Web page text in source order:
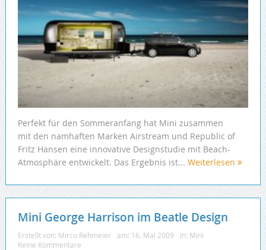
Perfekt für den Sommeranfang hat Mini zusammen
mit den namhaften Marken Airstream und Republic of
Fritz Hansen eine innovative Designstudie mit Beach-
Atmosphäre entwickelt. Das Ergebnis ist... Weiterlesen
Mini George Harrison im Beatle Design
Erstellt von: Mirco Rehmeier am: 16. Mai 2009 In: Mini
Keine Kommentare